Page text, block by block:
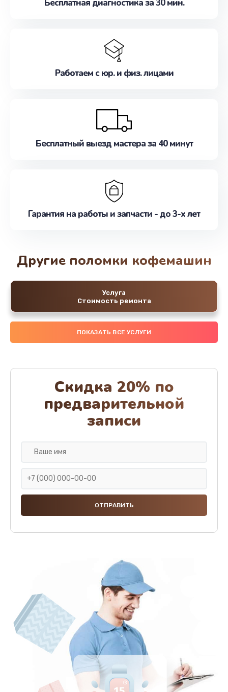
Бесплатная диагностика за 30 мин.
Работаем с юр. и физ. лицами
Бесплатный выезд мастера за 40 минут
Гарантия на работы и запчасти - до 3-х лет
Другие поломки кофемашин
Услуга
Стоимость ремонта
ПОКАЗАТЬ ВСЕ УСЛУГИ
Скидка 20% по
предварительной
записи